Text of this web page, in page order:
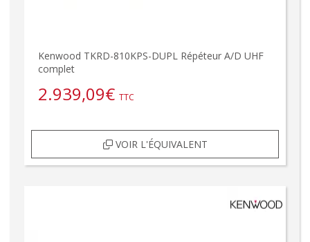
Kenwood TKRD-810KPS-DUPL Répéteur A/D UHF
complet
2.939,09€ TTC
VOIR L'ÉQUIVALENT